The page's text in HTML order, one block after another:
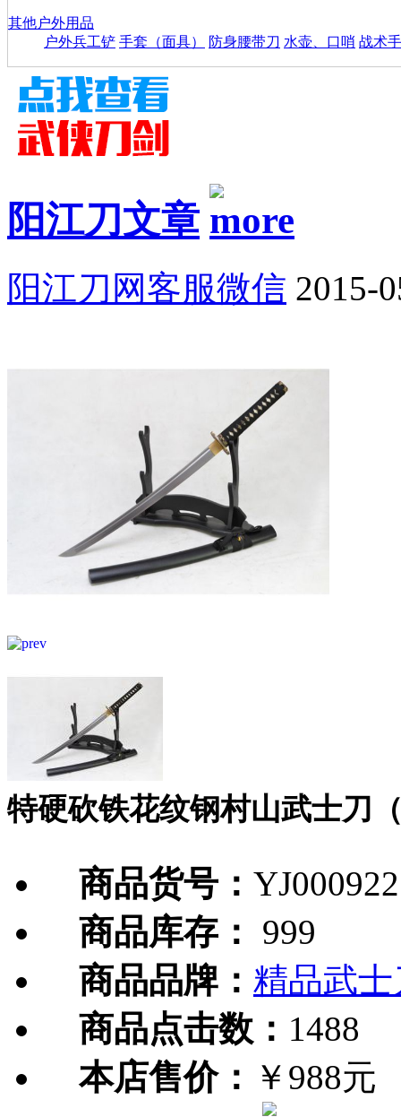
其他户外用品
户外兵工铲 手套（面具） 防身腰带刀 水壶、口哨 战术
阳江刀文章
阳江刀网客服微信 2015-
特硬砍铁花纹钢村山武士刀
商品货号： YJ000922
商品库存：
999
商品品牌： 精品武士
商品点击数： 1488
本店售价： ￥988元